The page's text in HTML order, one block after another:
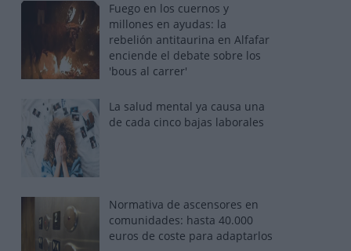
Fuego en los cuernos y
millones en ayudas: la
rebelión antitaurina en Alfafar
enciende el debate sobre los
'bous al carrer'
La salud mental ya causa una
de cada cinco bajas laborales
Normativa de ascensores en
comunidades: hasta 40.000
euros de coste para adaptarlos